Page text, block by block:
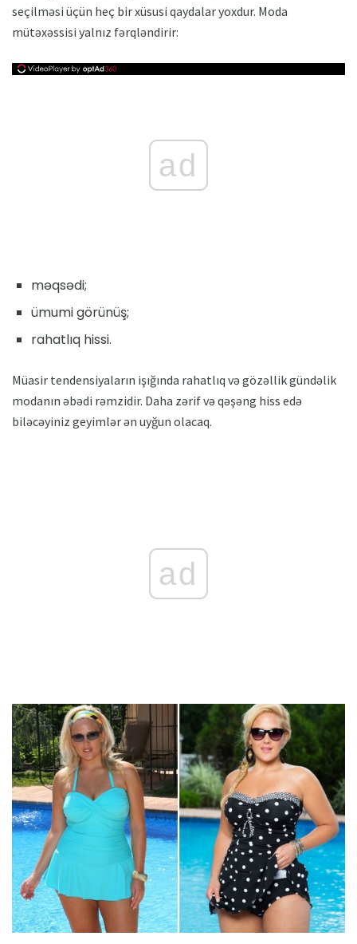
seçilməsi üçün heç bir xüsusi qaydalar yoxdur. Moda
mütəxəssisi yalnız fərqləndirir:
ad
məqsədi;
ümumi görünüş;
rahatlıq hissi.
Müasir tendensiyaların işığında rahatlıq və gözəllik gündəlik
modanın əbədi rəmzidir. Daha zərif və qəşəng hiss edə
biləcəyiniz geyimlər ən uyğun olacaq.
ad